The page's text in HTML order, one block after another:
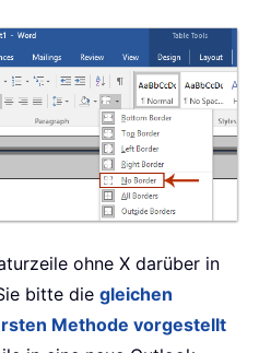
ohne X darüber in
bitte die gleichen
Methode vorgestellt